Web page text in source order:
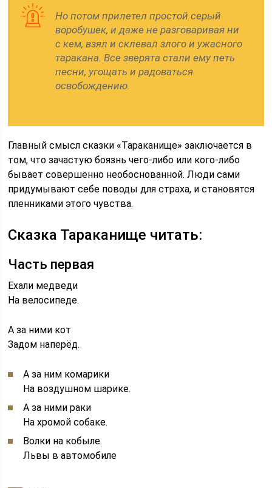
Но потом прилетел простой серый
воробушек, и даже не разговаривая ни
с кем, взял и склевал злого и ужасного
таракана. Все зверята стали ему петь
песни, угощать и радоваться
освобождению.
Главный смысл сказки «Тараканище» заключается в
том, что зачастую боязнь чего-либо или кого-либо
бывает совершенно необоснованной. Люди сами
придумывают себе поводы для страха, и становятся
пленниками этого чувства.
Сказка Тараканище читать:
Часть первая
Ехали медведи
На велосипеде.
А за ними кот
Задом наперёд.
А за ним комарики
На воздушном шарике.
А за ними раки
На хромой собаке.
Волки на кобыле.
Львы в автомобиле